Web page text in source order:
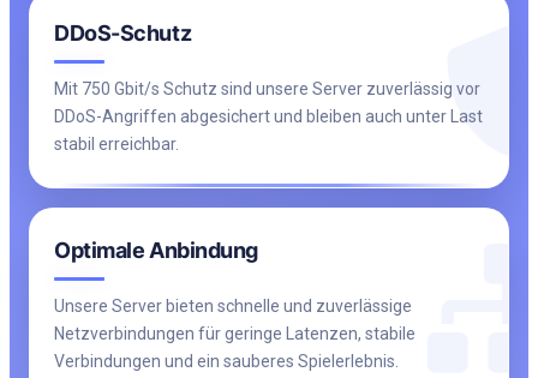
DDoS-Schutz
Mit 750 Gbit/s Schutz sind unsere Server zuverlässig vor
DDoS-Angriffen abgesichert und bleiben auch unter Last
stabil erreichbar.
Optimale Anbindung
Unsere Server bieten schnelle und zuverlässige
Netzverbindungen für geringe Latenzen, stabile
Verbindungen und ein sauberes Spielerlebnis.